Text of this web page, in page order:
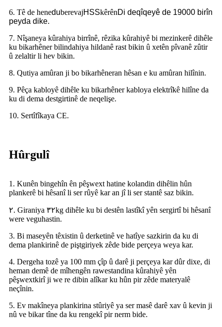
6. Tê de heneduberevajHSSkêrênDi deqîqeyê de 19000 birîn
peyda dike.
7. Nîşaneya kûrahiya birrînê, rêzika kûrahiyê bi mezinkerê dihêle
ku bikarhêner bilindahiya hildanê rast bikin û xetên pîvanê zûtir
û zelaltir li hev bikin.
8. Qutiya amûran ji bo bikarhêneran hêsan e ku amûran hilînin.
9. Pêça kabloyê dihêle ku bikarhêner kabloya elektrîkê hilîne da
ku di dema destgirtinê de neqelişe.
10. Sertîfîkaya CE.
Hûrgulî
1. Kunên bingehîn ên pêşwext hatine kolandin dihêlin hûn
plankerê bi hêsanî li ser rûyê kar an jî li ser stantê saz bikin.
٢. Giraniya ٣٢kg dihêle ku bi destên lastîkî yên sergirtî bi hêsanî
were veguhastin.
3. Bi maseyên têxistin û derketinê ve hatîye sazkirin da ku di
dema plankirinê de piştgiriyek zêde bide perçeya weya kar.
4. Dergeha tozê ya 100 mm çîp û darê ji perçeya kar dûr dixe, di
heman demê de mîhengên rawestandina kûrahiyê yên
pêşwextkirî ji we re dibin alîkar ku hûn pir zêde materyalê
neçînin.
5. Ev makîneya plankirina stûriyê ya ser masê darê xav û kevin ji
nû ve bikar tîne da ku rengekî pir nerm bide.